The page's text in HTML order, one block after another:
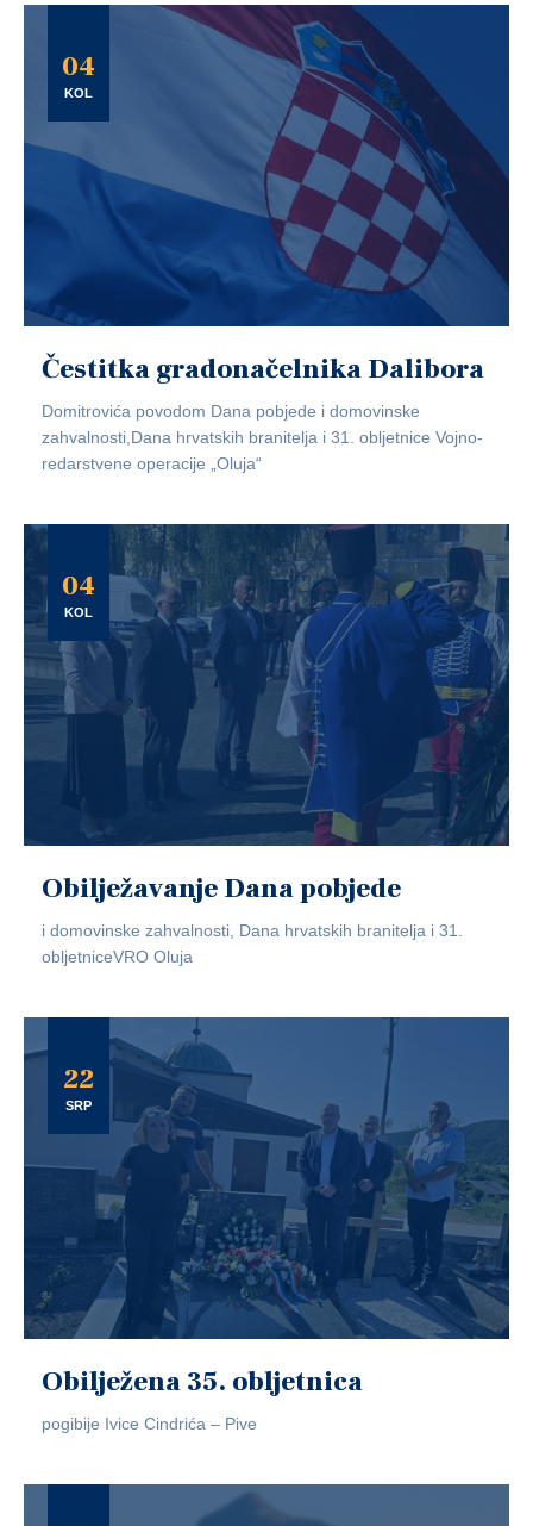
04
KOL
Čestitka gradonačelnika Dalibora
Domitrovića povodom Dana pobjede i domovinske
zahvalnosti,Dana hrvatskih branitelja i 31. obljetnice Vojno-
redarstvene operacije „Oluja“
04
KOL
Obilježavanje Dana pobjede
i domovinske zahvalnosti, Dana hrvatskih branitelja i 31.
obljetniceVRO Oluja
22
SRP
Obilježena 35. obljetnica
pogibije Ivice Cindrića – Pive